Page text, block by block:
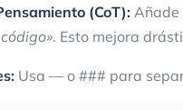
(CoT):
. Esto mejora
Usa— o### para